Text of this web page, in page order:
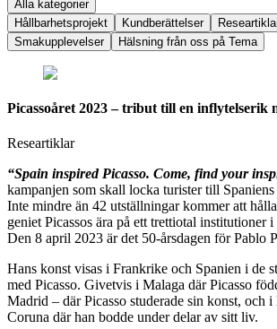
Alla kategorier
Hållbarhetsprojekt
Kundberättelser
Smakupplevelser
Hälsning från oss på Tema
Picassoåret 2023 – tribut till en inflytelserik
Researtiklar
“Spain inspired Picasso. Come, find your
kampanjen som skall locka turister till Spaniens
Inte mindre än 42 utställningar kommer att
geniet Picassos ära på ett trettiotal institutioner
Den 8 april 2023 är det 50-årsdagen för Pablo
Hans konst visas i Frankrike och Spanien i de
med Picasso. Givetvis i Malaga där Picasso
Madrid – där Picasso studerade sin konst, och
Coruna där han bodde under delar av sitt liv.